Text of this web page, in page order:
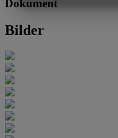
Dokument
Bilder
MARKNADSFÖRING